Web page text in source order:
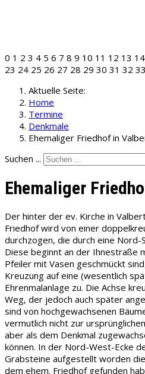
0 1 2 3 4 5 6 7 8 9 10 11 12 13 14
23 24 25 26 27 28 29 30 31 32 33
Aktuelle Seite:
Home
Termine
Denkmale
Ehemaliger Friedhof in
Suchen ...
Ehemaliger
Der hinter der ev. Kirche in
Friedhof wird von einer
durchzogen, die durch eine
Diese beginnt an der Ihnestraße
Pfeiler mit Vasen geschmückt
Kreuzung auf eine (wesentlich
Ehrenmalanlage zu. Die Achse
Weg, der jedoch auch später
sind von hochgewachsenen
vermutlich nicht zur
aber als dem Denkmal
können. In der Nord-West-Ecke
Grabsteine aufgestellt worden
dem ehem. Friedhof gefunden